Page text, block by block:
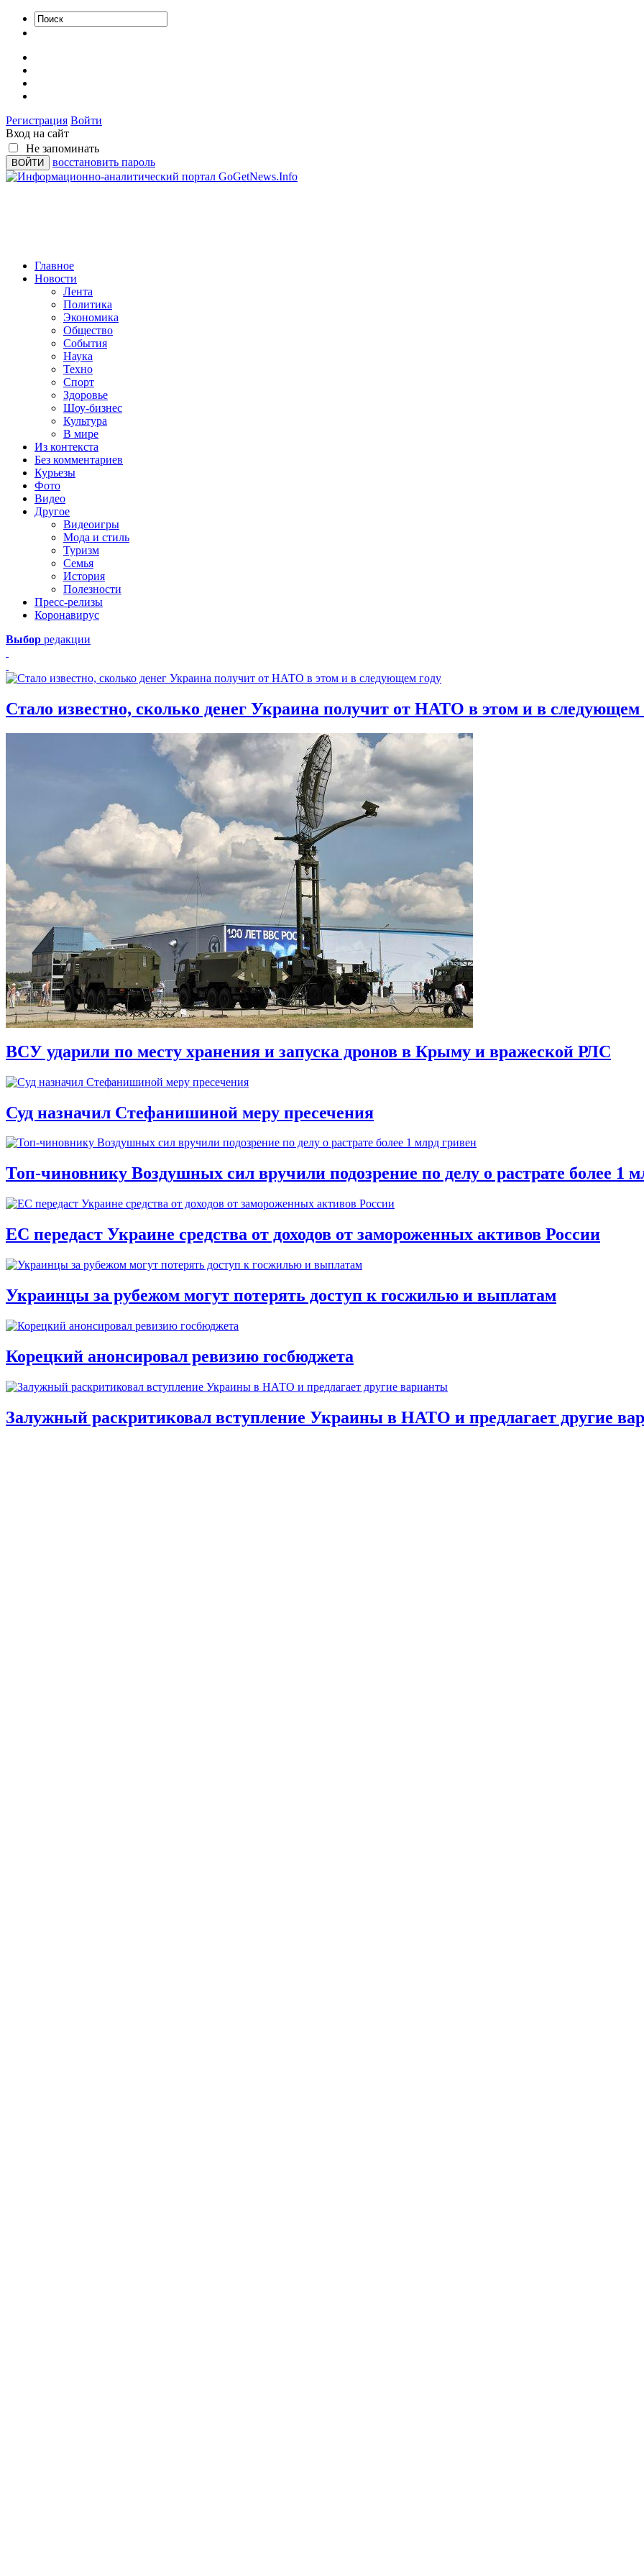
Регистрация Войти
Вход на сайт
Не запоминать
восстановить пароль
Главное
Новости
Лента
Политика
Экономика
Общество
События
Наука
Техно
Спорт
Здоровье
Шоу-бизнес
Культура
В мире
Из контекста
Без комментариев
Курьезы
Фото
Видео
Другое
Видеоигры
Мода и стиль
Туризм
Семья
История
Полезности
Пресс-релизы
Коронавирус
Выбор редакции
Стало известно, сколько денег Украина получит от НАТО в этом и в следующем
ВСУ ударили по месту хранения и запуска дронов в Крыму и вражеской РЛС
Суд назначил Стефанишиной меру пресечения
Топ-чиновнику Воздушных сил вручили подозрение по делу о растрате более 1
ЕС передаст Украине средства от доходов от замороженных активов России
Украинцы за рубежом могут потерять доступ к госжилью и выплатам
Корецкий анонсировал ревизию госбюджета
Залужный раскритиковал вступление Украины в НАТО и предлагает другие